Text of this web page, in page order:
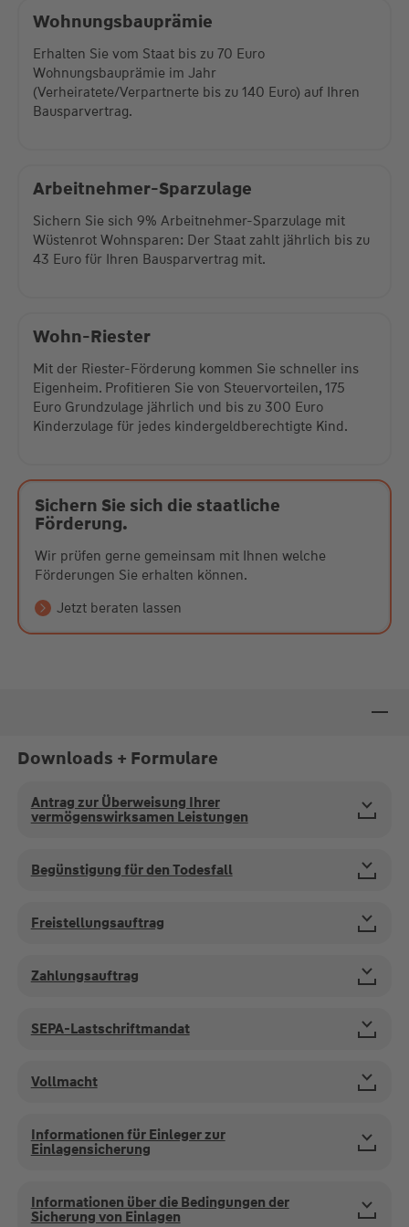
Wohnungsbauprämie
Erhalten Sie vom Staat bis zu 70 Euro
Wohnungsbauprämie im Jahr
(Verheiratete/Verpartnerte bis zu 140 Euro) auf Ihren
Bausparvertrag.
Arbeitnehmer-Sparzulage
Sichern Sie sich 9% Arbeitnehmer-Sparzulage mit
Wüstenrot Wohnsparen: Der Staat zahlt jährlich bis zu
43 Euro für Ihren Bausparvertrag mit.
Wohn-Riester
Mit der Riester-Förderung kommen Sie schneller ins
Eigenheim. Profitieren Sie von Steuervorteilen, 175
Euro Grundzulage jährlich und bis zu 300 Euro
Kinderzulage für jedes kindergeldberechtigte Kind.
Sichern Sie sich die staatliche
Förderung.
Wir prüfen gerne gemeinsam mit Ihnen welche
Förderungen Sie erhalten können.
Jetzt beraten lassen
Downloads + Formulare
Antrag zur Überweisung Ihrer
vermögenswirksamen Leistungen
Begünstigung für den Todesfall
Freistellungsauftrag
Zahlungsauftrag
SEPA-Lastschriftmandat
Vollmacht
Informationen für Einleger zur
Einlagensicherung
Informationen über die Bedingungen der
Sicherung von Einlagen